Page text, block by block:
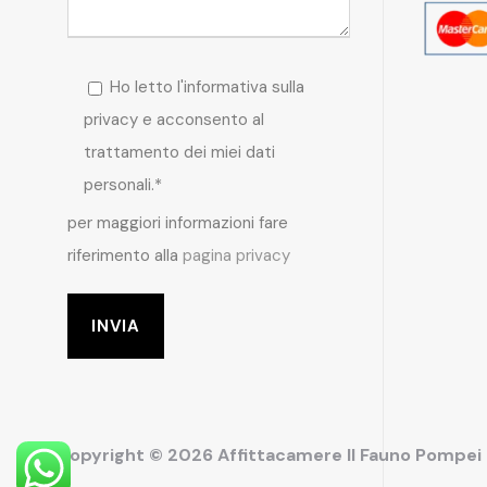
Ho letto l'informativa sulla
privacy e acconsento al
trattamento dei miei dati
personali.*
per maggiori informazioni fare
riferimento alla pagina privacy
Copyright © 2026 Affittacamere Il Fauno Pompei